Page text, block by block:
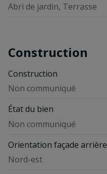
Abri de jardin, Terrasse
Construction
Construction
Non communiqué
État du bien
Non communiqué
Orientation façade arrière
Nord-est